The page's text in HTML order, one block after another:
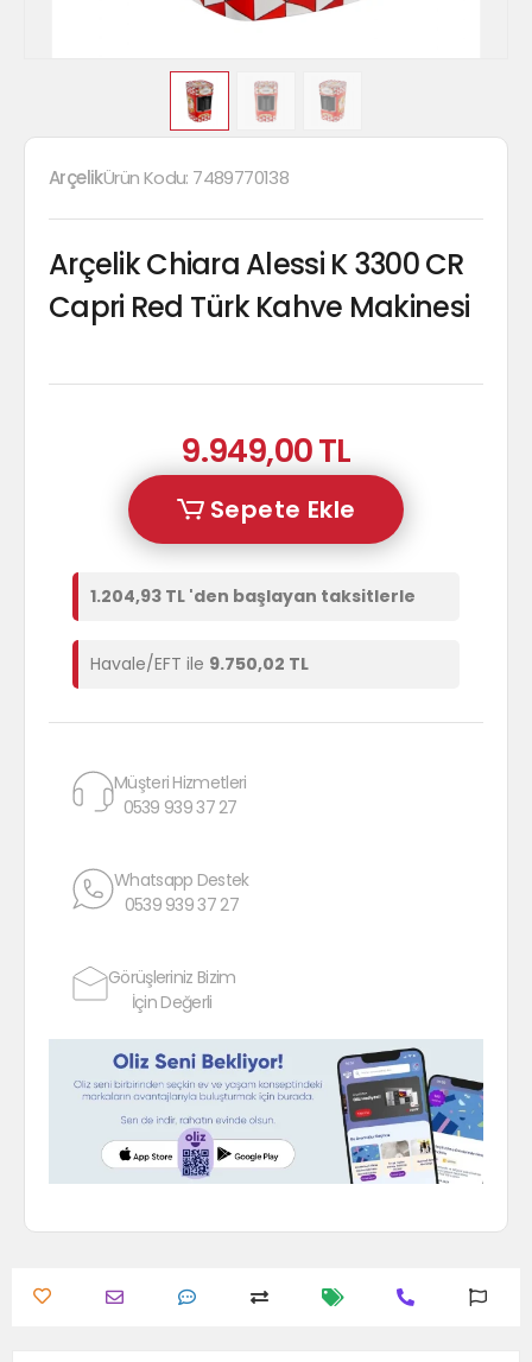
ArçelikÜrün Kodu: 7489770138
Arçelik Chiara Alessi K 3300 CR
Capri Red Türk Kahve Makinesi
9.949,00 TL
Sepete Ekle
1.204,93 TL 'den başlayan taksitlerle
Havale/EFT ile 9.750,02 TL
Müşteri Hizmetleri
0539 939 37 27
Whatsapp Destek
0539 939 37 27
Görüşleriniz Bizim
İçin Değerli